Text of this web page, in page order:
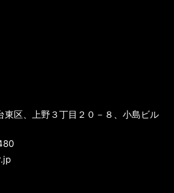
東区、上野３丁目２０－８、小島ビル